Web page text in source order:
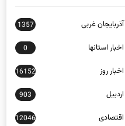
آذربایجان غربی 1357
اخبار استانها 0
اخبار روز 16152
اردبیل 903
اقتصادی 12046